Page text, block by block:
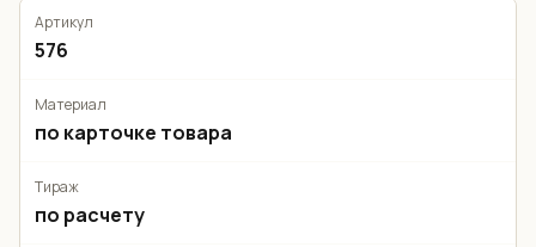
Артикул
576
Материал
по карточке товара
Тираж
по расчету